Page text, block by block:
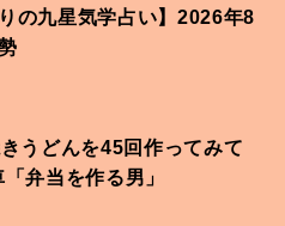
りの九星気学占い】2026年8
うどんを45回作ってみて
弁当を作る男」